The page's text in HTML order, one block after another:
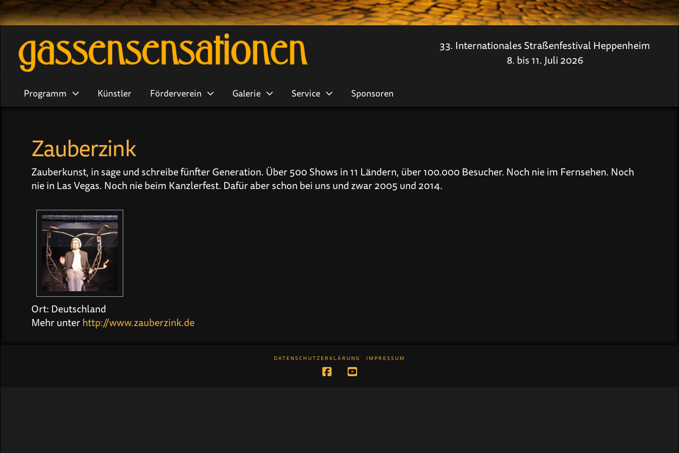
33. Internationales Straßenfestival Heppenheim
8. bis 11. Juli 2026
Programm Künstler Förderverein Galerie Service Sponsoren
Zauberzink
Zauberkunst, in sage und schreibe fünfter Generation. Über 500 Shows in 11 Ländern, über 100.000 Besucher. Noch nie im Fernsehen. Noch
nie in Las Vegas. Noch nie beim Kanzlerfest. Dafür aber schon bei uns und zwar 2005 und 2014.
Ort: Deutschland
Mehr unterhttp://www.zauberzink.de
DATENSCHUTZERKLÄRUNG IMPRESSUM